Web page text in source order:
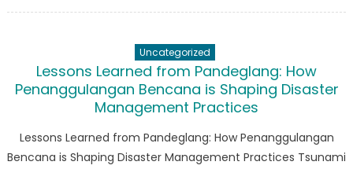
Bencana
Uncategorized
Lessons Learned from Pandeglang: How
Penanggulangan Bencana is Shaping Disaster
Management Practices
Lessons Learned from Pandeglang: How Penanggulangan
Bencana is Shaping Disaster Management Practices Tsunami